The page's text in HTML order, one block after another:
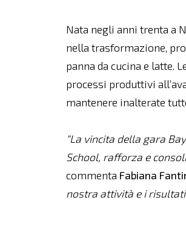
Nata negli anni trenta a
nella trasformazione,
panna da cucina e latte.
processi produttivi
mantenere inalterate
“La vincita della gara
School, rafforza e
commenta Fabiana
nostra attività e i